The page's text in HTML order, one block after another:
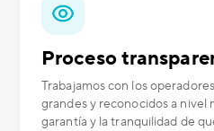
Proceso
Trabajamos con los
grandes y reconocidos a nivel
garantía y la tranquilidad de